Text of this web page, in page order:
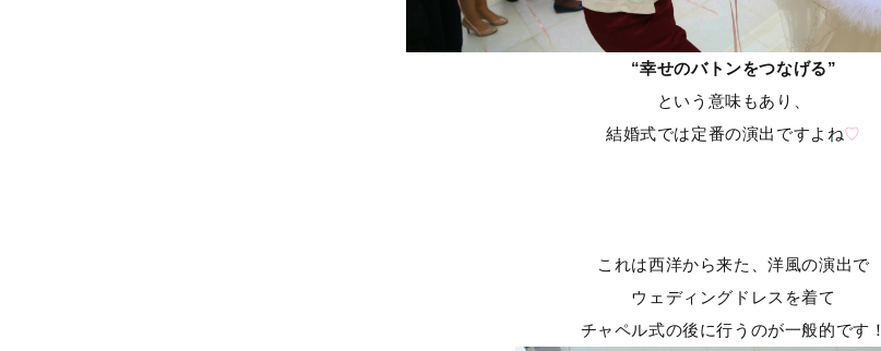
“幸せのバトンをつなげる”
という意味もあり、
結婚式では定番の演出ですよね♡
これは西洋から来た、洋風の演出で
ウェディングドレスを着て
チャペル式の後に行うのが一般的です！